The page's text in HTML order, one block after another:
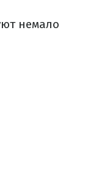
немало